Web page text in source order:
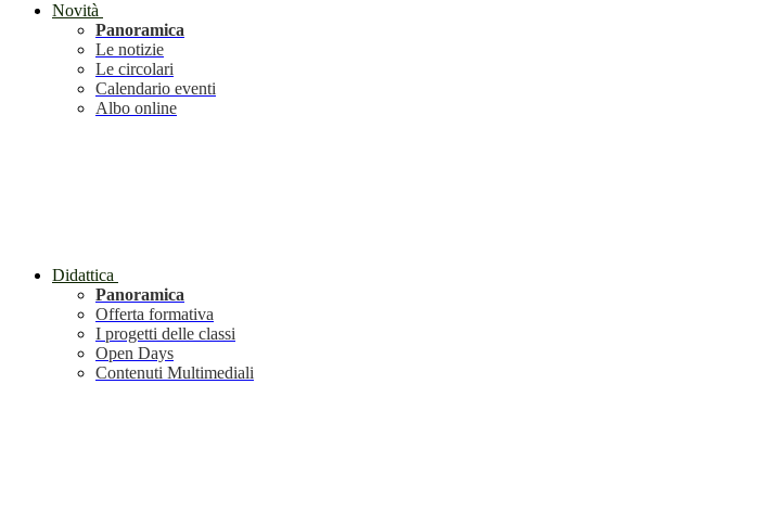
Novità
Panoramica
Le notizie
Le circolari
Calendario eventi
Albo online
Didattica
Panoramica
Offerta formativa
I progetti delle classi
Open Days
Contenuti Multimediali